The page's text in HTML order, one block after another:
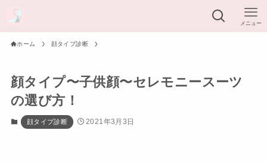
メニュー
ホーム 顔タイプ診断
顔タイプ〜子供顔〜セレモニースーツ
の選び方！
顔タイプ診断 2021年3月3日